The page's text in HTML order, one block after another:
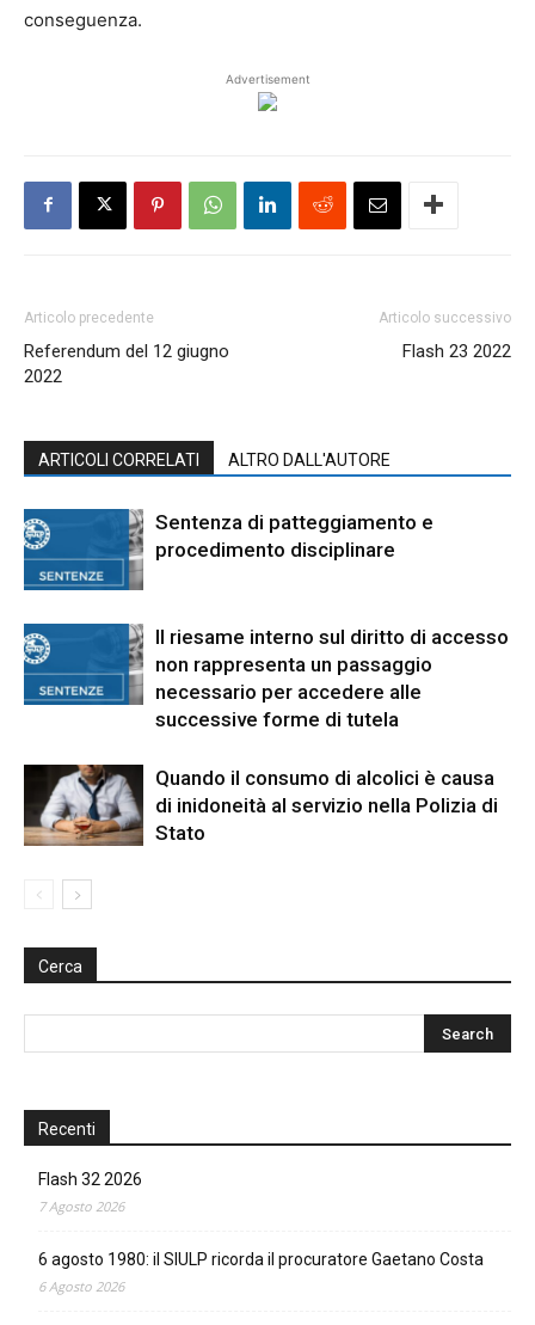
conseguenza.
Advertisement
Articolo precedente
Referendum del 12 giugno
2022
Articolo successivo
Flash 23 2022
ARTICOLI CORRELATI ALTRO DALL'AUTORE
Sentenza di patteggiamento e
procedimento disciplinare
Il riesame interno sul diritto di accesso
non rappresenta un passaggio
necessario per accedere alle
successive forme di tutela
Quando il consumo di alcolici è causa
di inidoneità al servizio nella Polizia di
Stato
Cerca
Recenti
Flash 32 2026
7 Agosto 2026
6 agosto 1980: il SIULP ricorda il procuratore Gaetano Costa
6 Agosto 2026